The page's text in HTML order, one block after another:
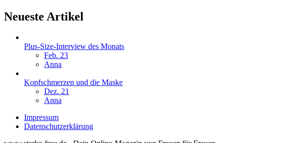
Neueste Artikel
Plus-Size-Interview des Monats
Feb. 23
Anna
Kopfschmerzen und die Maske
Dez. 21
Anna
Impressum
Datenschutzerklärung